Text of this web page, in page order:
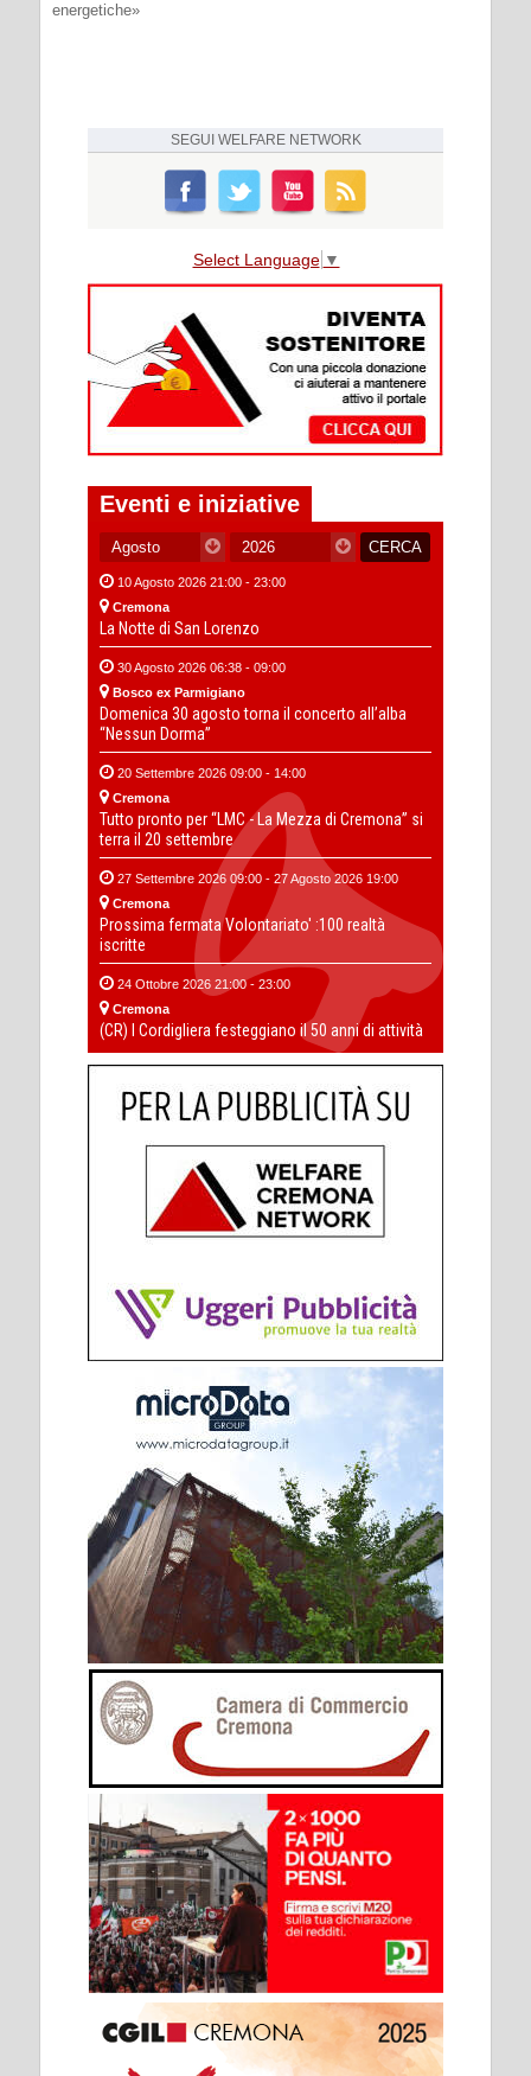
energetiche»
SEGUI WELFARE NETWORK
Select Language ▼
Eventi e iniziative
10 Agosto 2026 21:00 - 23:00
Cremona
La Notte di San Lorenzo
30 Agosto 2026 06:38 - 09:00
Bosco ex Parmigiano
Domenica 30 agosto torna il concerto all’alba
“Nessun Dorma”
20 Settembre 2026 09:00 - 14:00
Cremona
Tutto pronto per “LMC - La Mezza di Cremona” si
terra il 20 settembre
27 Settembre 2026 09:00 - 27 Agosto 2026 19:00
Cremona
Prossima fermata Volontariato' :100 realtà
iscritte
24 Ottobre 2026 21:00 - 23:00
Cremona
(CR) I Cordigliera festeggiano il 50 anni di attività